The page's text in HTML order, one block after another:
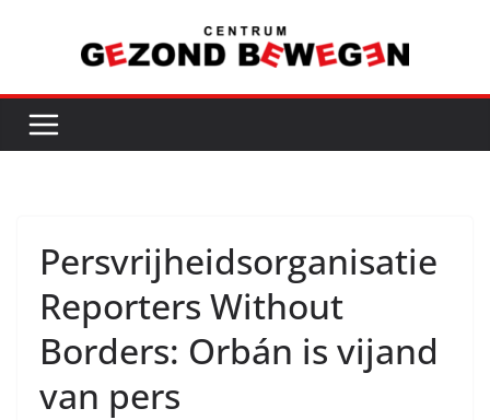
inhoud
Persvrijheidsorganisatie
Reporters Without
Borders: Orbán is vijand
van pers